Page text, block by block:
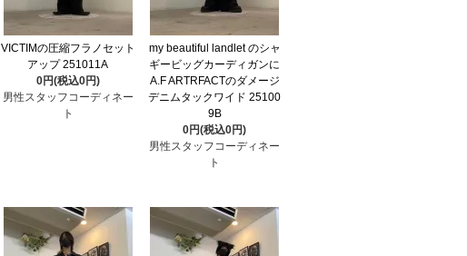
VICTIMの圧縮フラノセット
アップ 251011A
0円(税込0円)
男性スタッフコーディネー
ト
my beautiful landlet のシャ
ギービッグカーディガンに
A.F ARTRFACTのダメージ
デニムタックワイド 25100
9B
0円(税込0円)
男性スタッフコーディネー
ト